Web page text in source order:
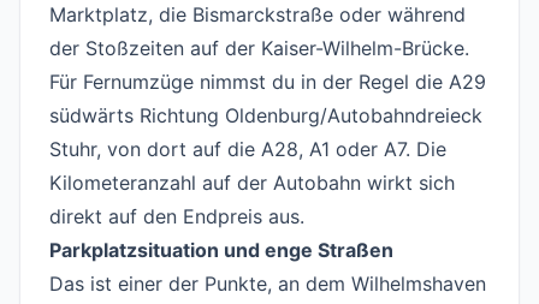
Marktplatz, die Bismarckstraße oder während
der Stoßzeiten auf der Kaiser-Wilhelm-Brücke.
Für Fernumzüge nimmst du in der Regel die A29
südwärts Richtung Oldenburg/Autobahndreieck
Stuhr, von dort auf die A28, A1 oder A7. Die
Kilometeranzahl auf der Autobahn wirkt sich
direkt auf den Endpreis aus.
Parkplatzsituation und enge Straßen
Das ist einer der Punkte, an dem Wilhelmshaven